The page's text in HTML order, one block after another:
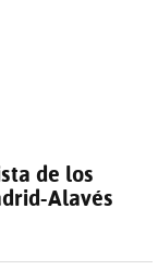
de los
Alavés